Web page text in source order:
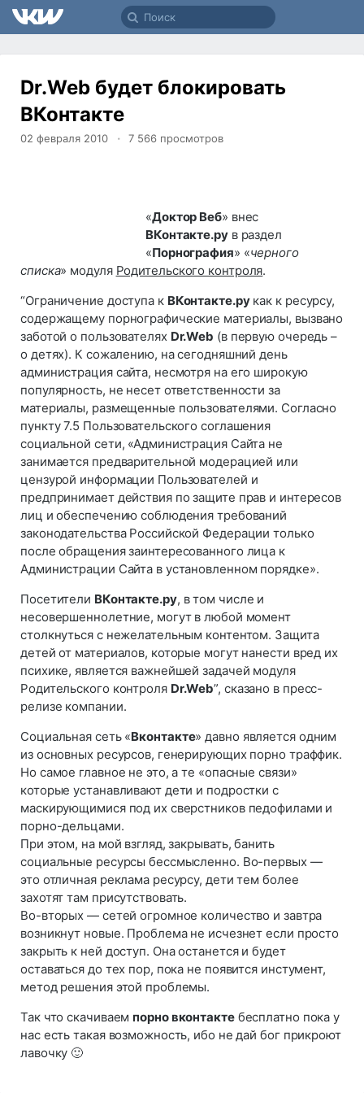
Dr.Web будет блокировать
ВКонтакте
02 февраля 2010 7 566 просмотров
«Доктор Веб» внес
ВКонтакте.рув раздел
«Порнография» «черного
списка» модуля Родительского контроля.
“Ограничение доступа к ВКонтакте.рукак к ресурсу,
содержащему порнографические материалы, вызвано
заботой о пользователях Dr.Web (в первую очередь –
о детях). К сожалению, на сегодняшний день
администрация сайта, несмотря на его широкую
популярность, не несет ответственности за
материалы, размещенные пользователями. Согласно
пункту 7.5 Пользовательского соглашения
социальной сети, «Администрация Сайта не
занимается предварительной модерацией или
цензурой информации Пользователей и
предпринимает действия по защите прав и интересов
лиц и обеспечению соблюдения требований
законодательства Российской Федерации только
после обращения заинтересованного лица к
Администрации Сайта в установленном порядке».
Посетители ВКонтакте.ру, в том числе и
несовершеннолетние, могут в любой момент
столкнуться с нежелательным контентом. Защита
детей от материалов, которые могут нанести вред их
психике, является важнейшей задачей модуля
Родительского контроля Dr.Web”, сказано в пресc-
релизе компании.
Социальная сеть «Вконтакте» давно является одним
из основных ресурсов, генерирующих порно траффик.
Но самое главное не это, а те «опасные связи»
которые устанавливают дети и подростки с
маскирующимися под их сверстников педофилами и
порно-дельцами.
При этом, на мой взгляд, закрывать, банить
социальные ресурсы бессмысленно. Во-первых —
это отличная реклама ресурсу, дети тем более
захотят там присутствовать.
Во-вторых — сетей огромное количество и завтра
возникнут новые. Проблема не исчезнет если просто
закрыть к ней доступ. Она останется и будет
оставаться до тех пор, пока не появится инстумент,
метод решения этой проблемы.
Так что скачиваем порно вконтактебесплатно пока у
нас есть такая возможность, ибо не дай бог прикроют
лавочку 🙂